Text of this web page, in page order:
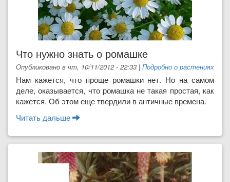
Что нужно знать о ромашке
Опубликовано в чт, 10/11/2012 - 22:33 | Подробно о растениях
Нам кажется, что проще ромашки нет. Но на самом
деле, оказывается, что ромашка не такая простая, как
кажется. Об этом еще твердили в античные времена.
Читать дальше